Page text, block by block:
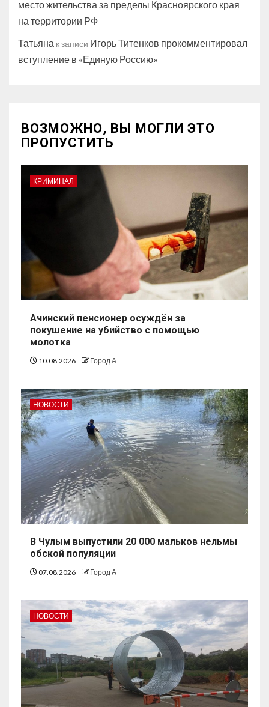
место жительства за пределы Красноярского края
на территории РФ
Татьяна к записи Игорь Титенков прокомментировал
вступление в «Единую Россию»
ВОЗМОЖНО, ВЫ МОГЛИ ЭТО
ПРОПУСТИТЬ
КРИМИНАЛ
Ачинский пенсионер осуждён за
покушение на убийство с помощью
молотка
10.08.2026 Город А
НОВОСТИ
В Чулым выпустили 20 000 мальков нельмы
обской популяции
07.08.2026 Город А
НОВОСТИ